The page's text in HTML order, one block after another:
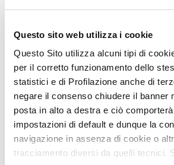
Questo sito web utilizza i cookie
Questo Sito utilizza alcuni tipi di
per il corretto funzionamento dello
statistici e di Profilazione anche di
negare il consenso chiudere il banner
posta in alto a destra e ciò
impostazioni di default e dunque la
navigazione in assenza di cookie o
tracciamento diversi da quelli tecnici.
Comfort Seats en
asientos
En los modelos con asientos encontrados,
de comedor se convierten fácilmente en
viaje. Gracias a un sistema práctico e
reposabrazos a soporte para la cabeza,
confort y ergonomía durante el viaje. La
descanso en el modo de viaje (y
gracias al nuevo soporte giratorio.